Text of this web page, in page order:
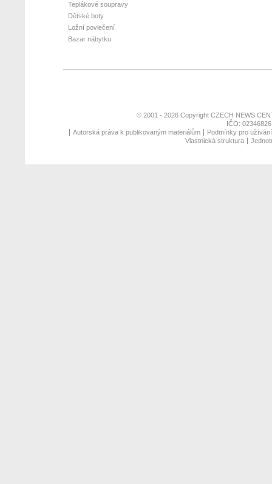
Teplákové soupravy
Dětské boty
Ložní povlečení
Bazar nábytku
© 2001 - 2026 Copyright CZECH NEWS
IČO:
Autorská práva k publikovaným materiálům
Podmínky pro
Vlastnická struktura